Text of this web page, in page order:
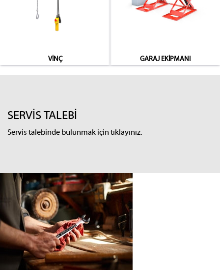
VİNÇ GARAJ EKİPMANI
SERVİS TALEBİ
Servis talebinde bulunmak için tıklayınız.